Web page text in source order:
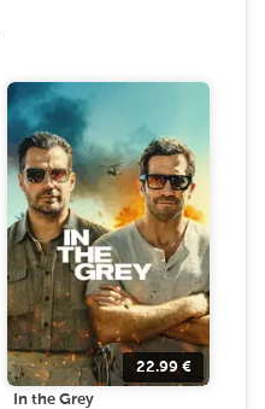
22.99 €
In the Grey